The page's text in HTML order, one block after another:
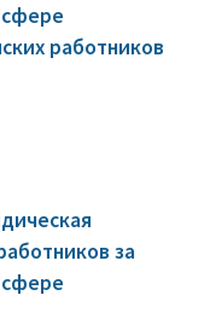
сфере
работников
за
сфере